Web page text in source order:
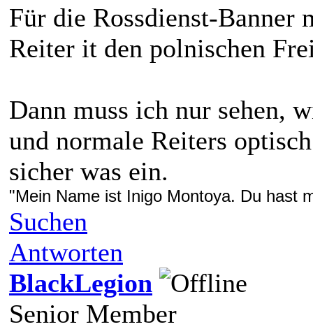
Für die Rossdienst-Banner
Reiter it den polnischen
Dann muss ich nur sehen,
und normale Reiters
sicher was ein.
"Mein Name ist Inigo Montoya. Du hast
Suchen
Antworten
BlackLegion
Senior Member